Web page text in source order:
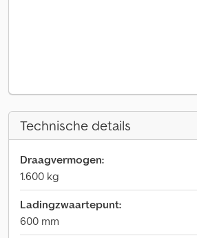
Technische details
Draagvermogen:
1.600 kg
Ladingzwaartepunt:
600 mm